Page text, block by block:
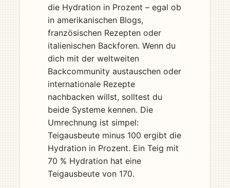
die Hydration in Prozent – egal ob
in amerikanischen Blogs,
französischen Rezepten oder
italienischen Backforen. Wenn du
dich mit der weltweiten
Backcommunity austauschen oder
internationale Rezepte
nachbacken willst, solltest du
beide Systeme kennen. Die
Umrechnung ist simpel:
Teigausbeute minus 100 ergibt die
Hydration in Prozent. Ein Teig mit
70 % Hydration hat eine
Teigausbeute von 170.